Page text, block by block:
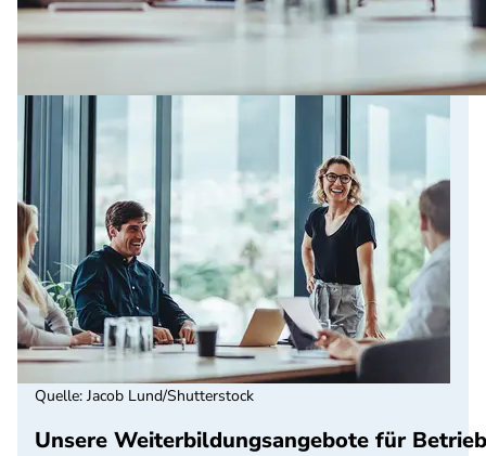
Unsere Weiterbildungsangebote für
Quelle: Jacob Lund/Shutterstock